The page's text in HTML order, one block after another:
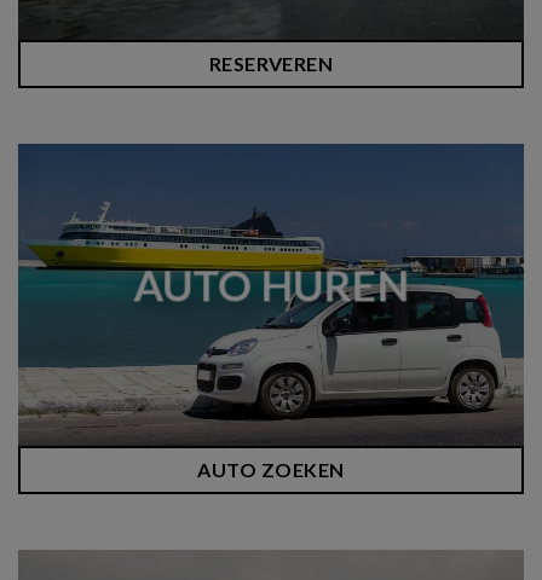
RESERVEREN
AUTO HUREN
AUTO ZOEKEN